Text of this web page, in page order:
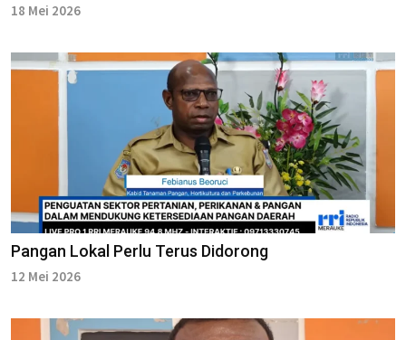
18 Mei 2026
Pangan Lokal Perlu Terus Didorong
12 Mei 2026